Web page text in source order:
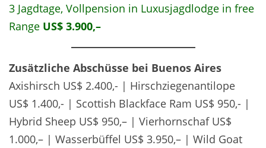
3 Jagdtage, Vollpension in Luxusjagdlodge in free
Range US$ 3.900,–
Zusätzliche Abschüsse bei Buenos Aires
Axishirsch US$ 2.400,- | Hirschziegenantilope
US$ 1.400,- | Scottish Blackface Ram US$ 950,- |
Hybrid Sheep US$ 950,– | Vierhornschaf US$
1.000,– | Wasserbüffel US$ 3.950,– | Wild Goat